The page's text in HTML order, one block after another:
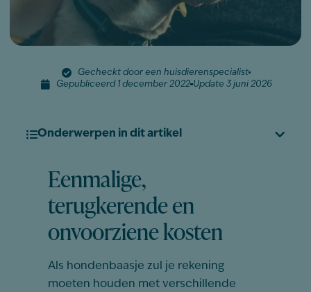
Gecheckt door een huisdierenspecialist
Gepubliceerd 1 december 2022 Update 3 juni 2026
Onderwerpen in dit artikel
Eenmalige,
terugkerende en
onvoorziene kosten
Als hondenbaasje zul je rekening
moeten houden met verschillende